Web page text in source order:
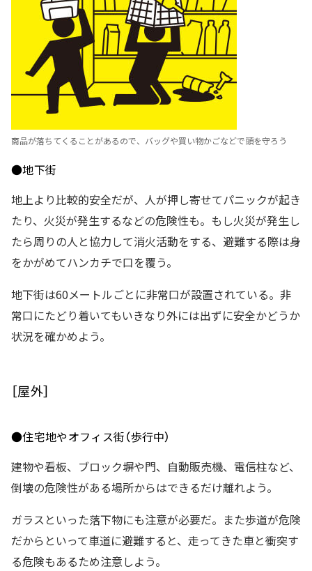
商品が落ちてくることがあるので、バッグや買い物かごなどで頭を守ろう
●地下街
地上より比較的安全だが、人が押し寄せてパニックが起き
たり、火災が発生するなどの危険性も。もし火災が発生し
たら周りの人と協力して消火活動をする、避難する際は身
をかがめてハンカチで口を覆う。
地下街は60メートルごとに非常口が設置されている。非
常口にたどり着いてもいきなり外には出ずに安全かどうか
状況を確かめよう。
［屋外］
●住宅地やオフィス街（歩行中）
建物や看板、ブロック塀や門、自動販売機、電信柱など、
倒壊の危険性がある場所からはできるだけ離れよう。
ガラスといった落下物にも注意が必要だ。また歩道が危険
だからといって車道に避難すると、走ってきた車と衝突す
る危険もあるため注意しよう。